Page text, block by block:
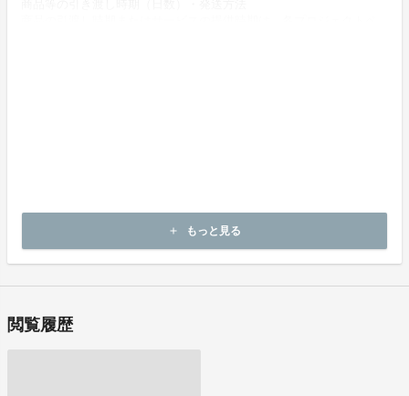
商品代金以外に必要な費用 ／送料、消費税等
add もっと見る
閲覧履歴